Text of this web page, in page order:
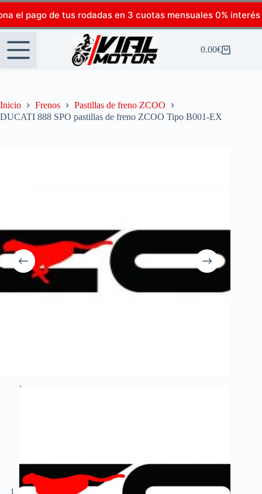
el pago de tus rodadas en 3 cuotas mensuales 0% interés
0.00€
Inicio Frenos
Pastillas de freno ZCOO
DUCATI 888 SPO pastillas de freno ZCOO Tipo B001-EX